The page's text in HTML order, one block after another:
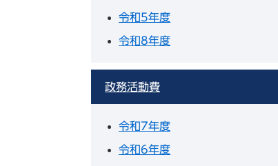
令和5年度
令和8年度
政務活動費
令和7年度
令和6年度